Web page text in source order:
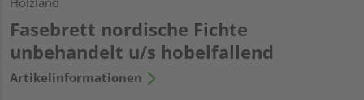
Fasebrett nordische Fichte
unbehandelt u/s hobelfallend
Artikelinformationen